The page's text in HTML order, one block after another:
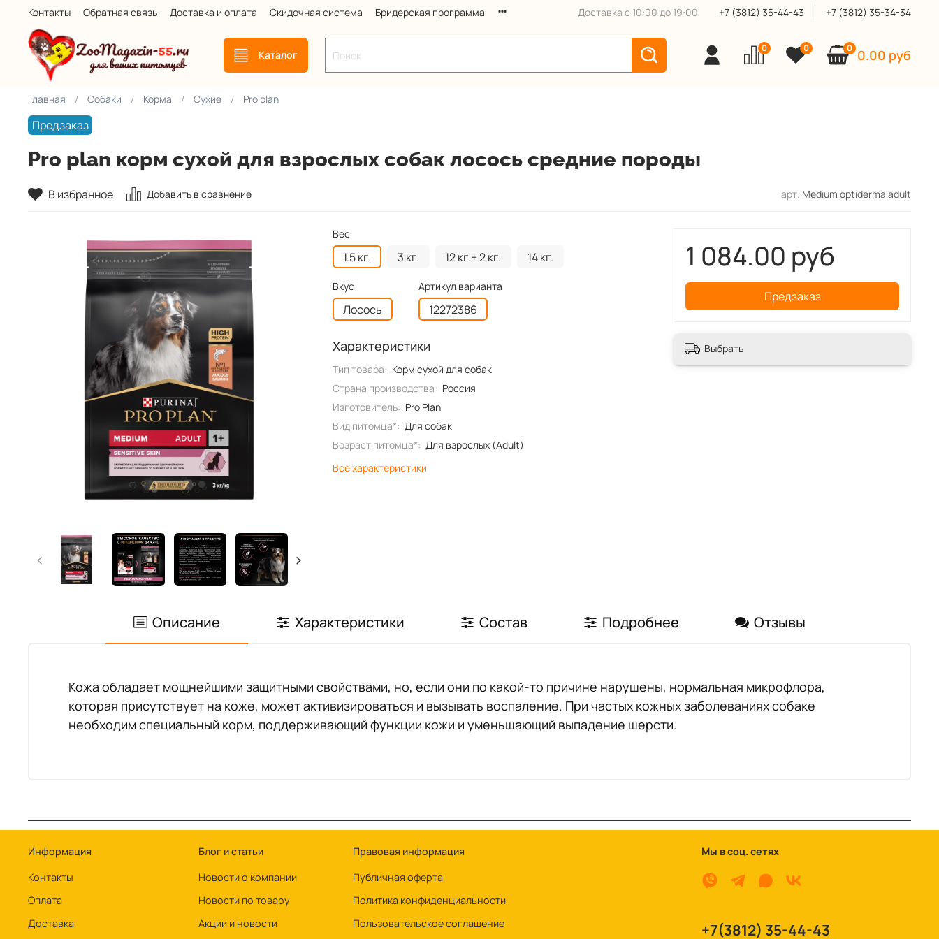
Контакты Обратная связь Доставка и оплата Скидочная система Бридерская программа Доставка с 10:00 до 19:00 +7 (3812) 35-44-43 +7 (3812) 35-34-34
Каталог
0 0 0 0.00 руб
Главная Собаки Корма Сухие Pro plan
Предзаказ
Pro plan корм сухой для взрослых собак лосось средние породы
В избранное Добавить в сравнение арт. Medium optiderma adult
Вес
1.5 кг. 3 кг. 12 кг.+ 2 кг. 14 кг.
Вкус
Лосось
Артикул варианта
12272386
Характеристики
Тип товара: Корм сухой для собак
Страна производства: Россия
Изготовитель: Pro Plan
Вид питомца*: Для собак
Возраст питомца*: Для взрослых (Adult)
Все характеристики
1 084.00 руб
Предзаказ
Выбрать
Описание Характеристики Состав Подробнее Отзывы
Кожа обладает мощнейшими защитными свойствами, но, если они по какой-то причине нарушены, нормальная микрофлора,
которая присутствует на коже, может активизироваться и вызывать воспаление. При частых кожных заболеваниях собаке
необходим специальный корм, поддерживающий функции кожи и уменьшающий выпадение шерсти.
Информация
Контакты
Оплата
Доставка
Блог и статьи
Новости о компании
Новости по товару
Акции и новости
Правовая информация
Публичная оферта
Политика конфиденциальности
Пользовательское соглашение
Мы в соц. сетях
+7(3812) 35-44-43